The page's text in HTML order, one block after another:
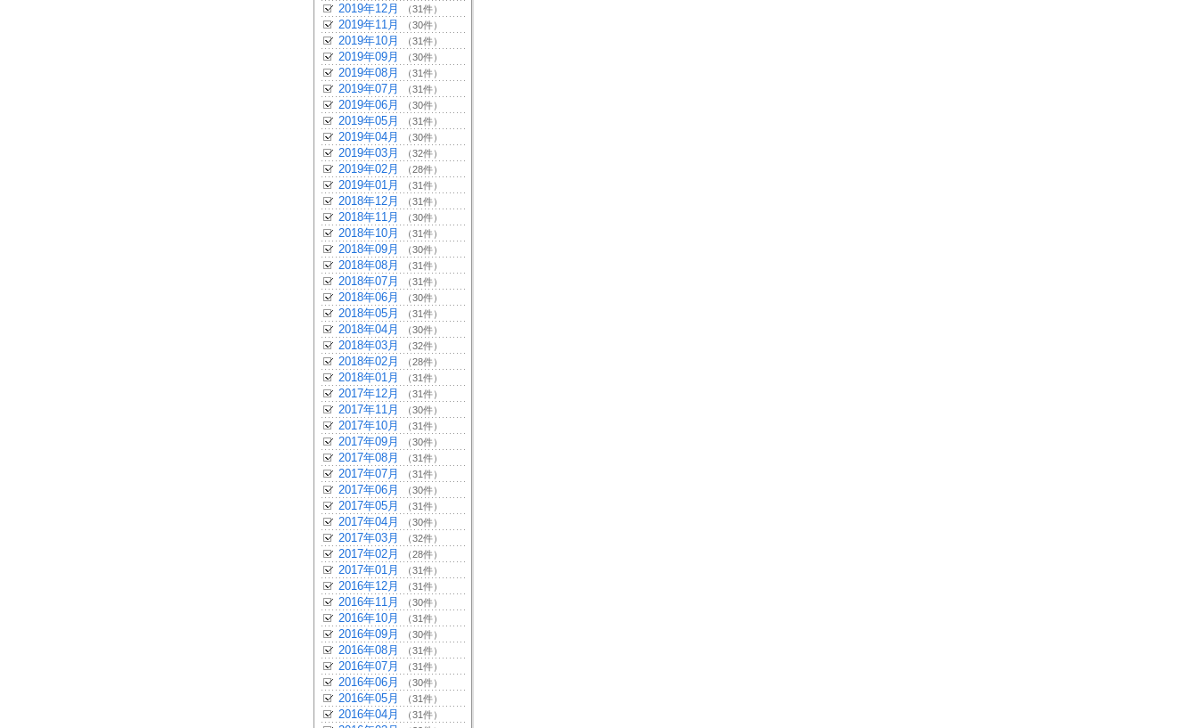
2019年12月 （31件）
2019年11月 （30件）
2019年10月 （31件）
2019年09月 （30件）
2019年08月 （31件）
2019年07月 （31件）
2019年06月 （30件）
2019年05月 （31件）
2019年04月 （30件）
2019年03月 （32件）
2019年02月 （28件）
2019年01月 （31件）
2018年12月 （31件）
2018年11月 （30件）
2018年10月 （31件）
2018年09月 （30件）
2018年08月 （31件）
2018年07月 （31件）
2018年06月 （30件）
2018年05月 （31件）
2018年04月 （30件）
2018年03月 （32件）
2018年02月 （28件）
2018年01月 （31件）
2017年12月 （31件）
2017年11月 （30件）
2017年10月 （31件）
2017年09月 （30件）
2017年08月 （31件）
2017年07月 （31件）
2017年06月 （30件）
2017年05月 （31件）
2017年04月 （30件）
2017年03月 （32件）
2017年02月 （28件）
2017年01月 （31件）
2016年12月 （31件）
2016年11月 （30件）
2016年10月 （31件）
2016年09月 （30件）
2016年08月 （31件）
2016年07月 （31件）
2016年06月 （30件）
2016年05月 （31件）
2016年04月 （31件）